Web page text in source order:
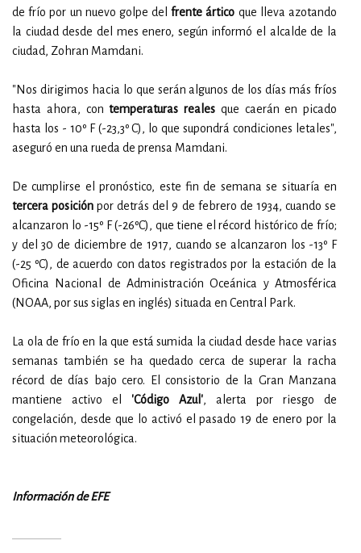
de frío por un nuevo golpe delfrente ártico que lleva azotando
la ciudad desde del mes enero, según informó el alcalde de la
ciudad, Zohran Mamdani.
"Nos dirigimos hacia lo que serán algunos de los días más fríos
hasta ahora, contemperaturas reales que caerán en picado
hasta los - 10º F (-23,3º C), lo que supondrá condiciones letales",
aseguró en una rueda de prensa Mamdani.
De cumplirse el pronóstico, este fin de semana se situaría en
tercera posición por detrás del 9 de febrero de 1934, cuando se
alcanzaron lo -15º F (-26ºC), que tiene el récord histórico de frío;
y del 30 de diciembre de 1917, cuando se alcanzaron los -13º F
(-25 ºC), de acuerdo con datos registrados por la estación de la
Oficina Nacional de Administración Oceánica y Atmosférica
(NOAA, por sus siglas en inglés) situada en Central Park.
La ola de frío en la que está sumida la ciudad desde hace varias
semanas también se ha quedado cerca de superar la racha
récord de días bajo cero. El consistorio de la Gran Manzana
mantiene activo el
'Código Azul', alerta por riesgo de
congelación, desde que lo activó el pasado 19 de enero por la
situación meteorológica.
Información de EFE